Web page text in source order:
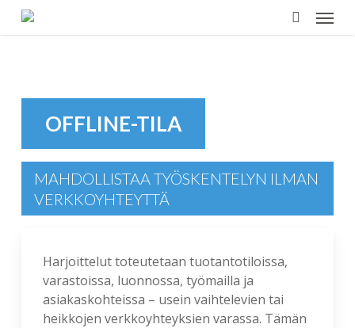
Skip
Menu
OFFLINE-TILA
MAHDOLLISTAA TYÖSKENTELYN ILMAN
VERKKOYHTEYTTÄ
Harjoittelut toteutetaan tuotantotiloissa,
varastoissa, luonnossa, työmailla ja
asiakaskohteissa – usein vaihtelevien tai
heikkojen verkkoyhteyksien varassa. Tämän